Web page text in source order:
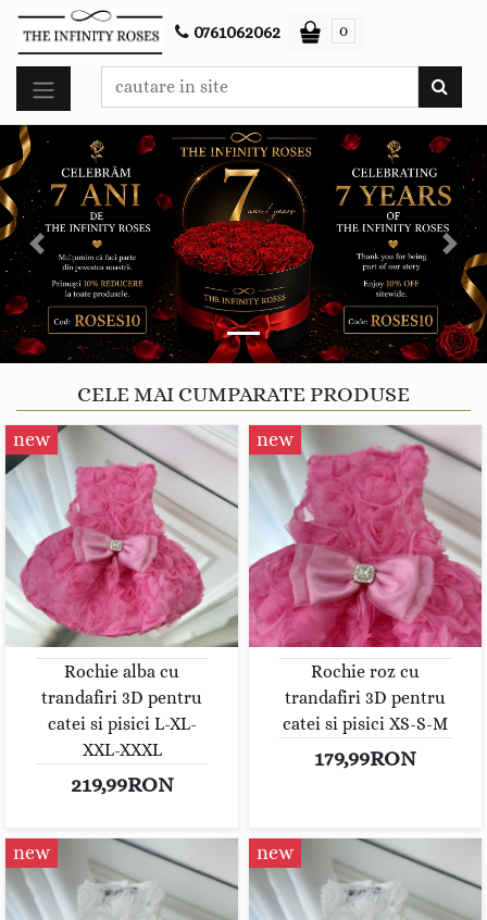
0761062062 0
Previous Next
CELE MAI CUMPARATE PRODUSE
new
Rochie alba cu
trandafiri 3D pentru
catei si pisici L-XL-
XXL-XXXL
219,99RON
new
Rochie roz cu
trandafiri 3D pentru
catei si pisici XS-S-M
179,99RON
new new